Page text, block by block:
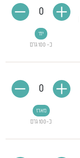
כ- 100 גרם
יח'
0
כ-100 גרם
מארז
0